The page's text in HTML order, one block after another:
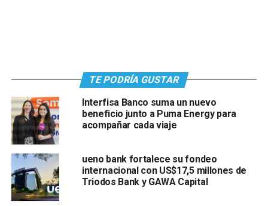
TE PODRÍA GUSTAR
Interfisa Banco suma un nuevo
beneficio junto a Puma Energy para
acompañar cada viaje
ueno bank fortalece su fondeo
internacional con US$17,5 millones de
Triodos Bank y GAWA Capital